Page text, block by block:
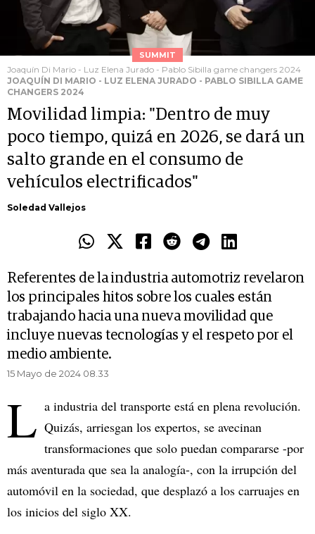
SUMMIT
Joaquín Di Mario - Luz Elena Jurado - Pablo Sibilla game changers 2024
JOAQUÍN DI MARIO - LUZ ELENA JURADO - PABLO SIBILLA GAME
CHANGERS 2024
Movilidad limpia: "Dentro de muy
poco tiempo, quizá en 2026, se dará un
salto grande en el consumo de
vehículos electrificados"
Soledad Vallejos
Referentes de la industria automotriz revelaron
los principales hitos sobre los cuales están
trabajando hacia una nueva movilidad que
incluye nuevas tecnologías y el respeto por el
medio ambiente.
15 Mayo de 2024 08.33
L a industria del transporte está en plena revolución.
Quizás, arriesgan los expertos, se avecinan
transformaciones que solo puedan compararse -por
más aventurada que sea la analogía-, con la irrupción del
automóvil en la sociedad, que desplazó a los carruajes en
los inicios del siglo XX.